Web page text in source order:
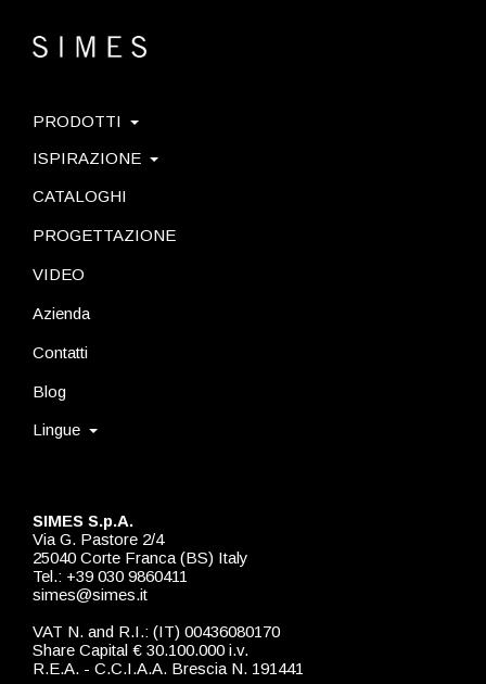
SIMES S.p.A.
Via G. Pastore 2/4
25040 Corte Franca (BS) Italy
Tel.: +39 030 9860411
simes@simes.it
VAT N. and R.I.: (IT) 00436080170
Share Capital € 30.100.000 i.v.
R.E.A. - C.C.I.A.A. Brescia N. 191441
PRODOTTI
ISPIRAZIONE
CATALOGHI
PROGETTAZIONE
VIDEO
Azienda
Contatti
Blog
Lingue